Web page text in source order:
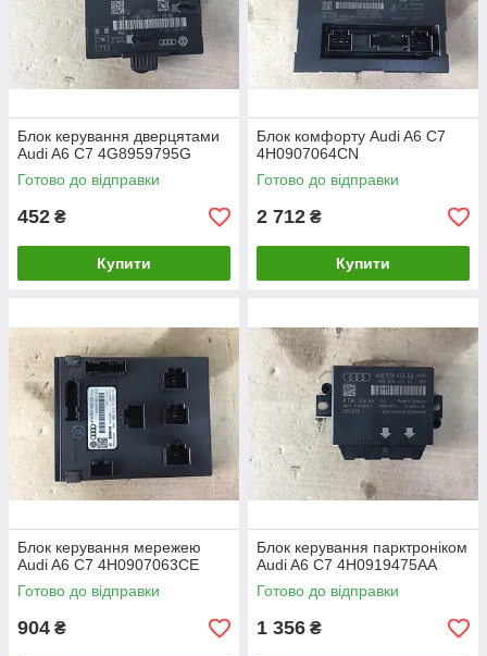
Блок керування дверцятами
Audi A6 C7 4G8959795G
Готово до відправки
452 ₴
Купити
Блок комфорту Audi A6 C7
4H0907064CN
Готово до відправки
2 712 ₴
Купити
Блок керування мережею
Audi A6 C7 4H0907063CE
Готово до відправки
904 ₴
Блок керування парктроніком
Audi A6 C7 4H0919475AA
Готово до відправки
1 356 ₴